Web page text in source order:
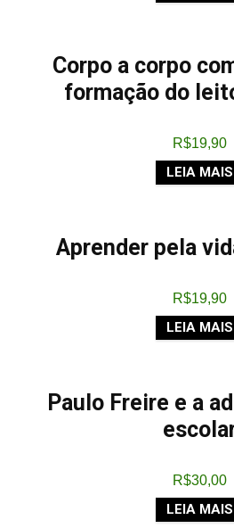
Corpo a corpo
formação do
R$19,90
LEIA MAIS
Aprender pela
R$19,90
LEIA MAIS
Paulo Freire e a
R$30,00
LEIA MAIS